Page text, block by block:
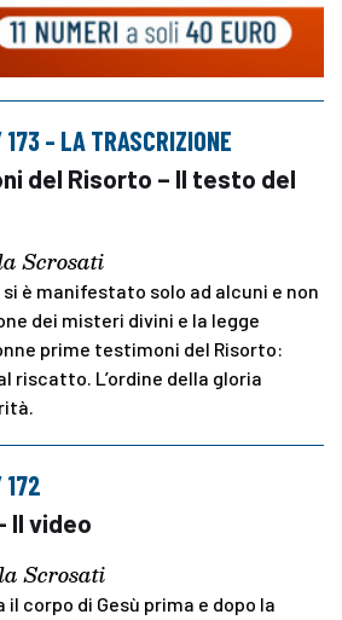
– LA TRASCRIZIONE
del Risorto – Il testo del
Scrosati
è manifestato solo ad alcuni e non
dei misteri divini e la legge
prime testimoni del Risorto:
riscatto. L’ordine della gloria
172
Il video
Scrosati
il corpo di Gesù prima e dopo la